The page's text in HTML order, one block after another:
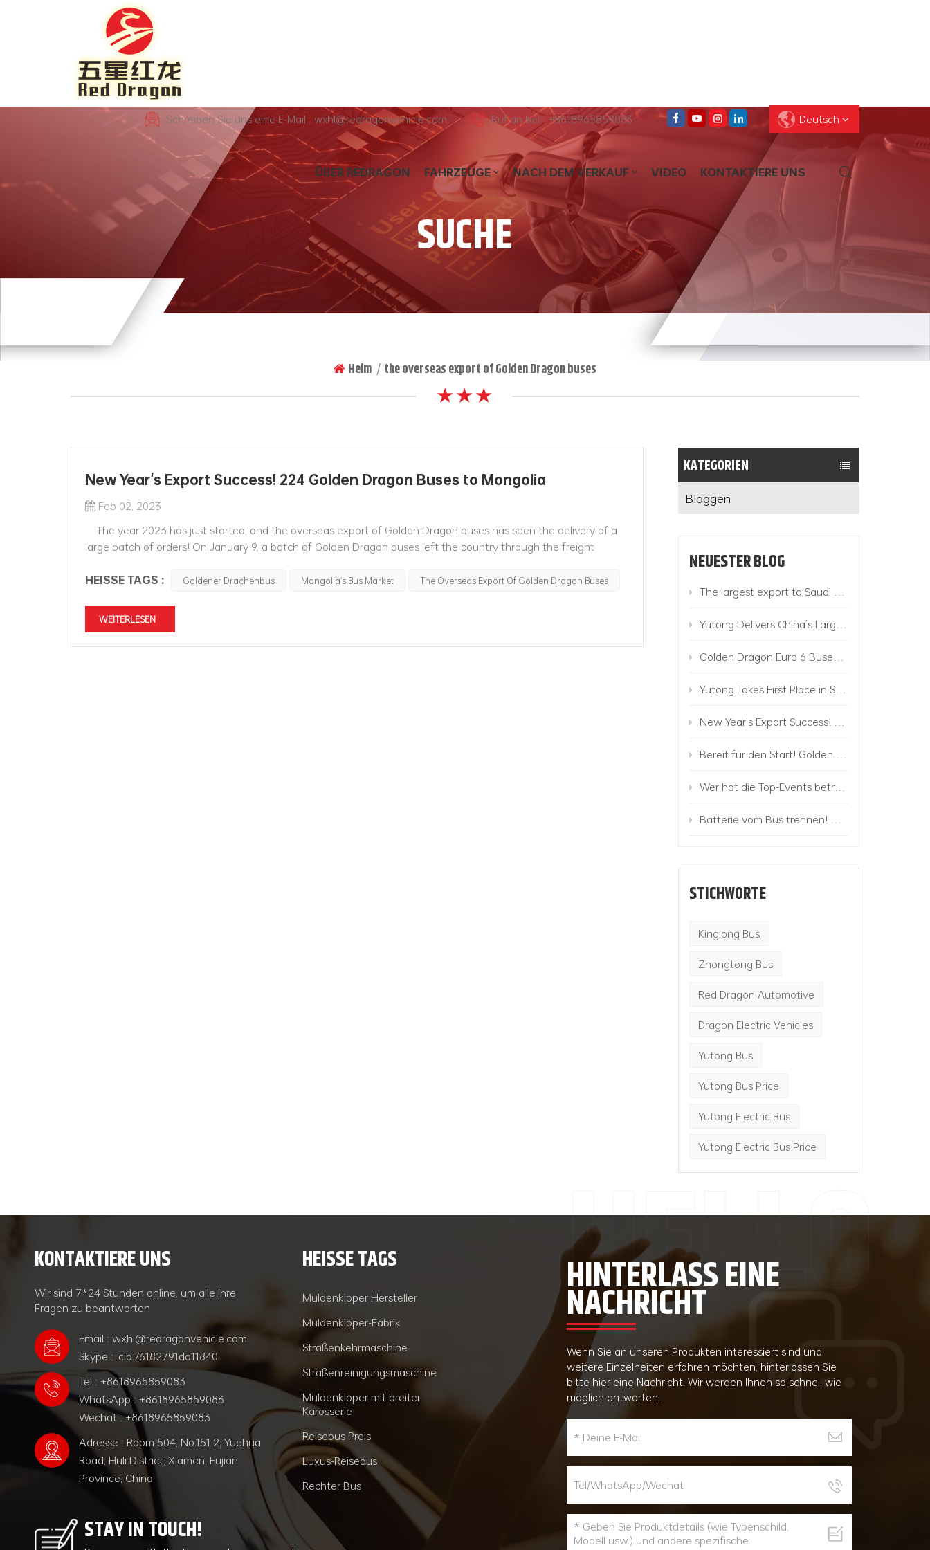
Schreiben Sie uns eine E-Mail : wxhl@redragonvehicle.com Ruf an bei : +8618965859083 Deutsch
English
Français
Deutsch
Pусский
Español
العربية
ÜBER REDRAGON FAHRZEUGE NACH DEM VERKAUF VIDEO KONTAKTIERE UNS
SUCHE
Heim | the overseas export of Golden Dragon buses
★ ★ ★
KATEGORIEN
Bloggen
NEUESTER BLOG
The largest export to Saudi Arabia this year! 780 Suzhou King Long buses add color to the "Belt and Road"
Yutong Delivers China’s Largest Commercial Vehicle Order Along Belt and Road to Uzbekistan
Golden Dragon Euro 6 Buses Operate in Israel
Yutong Takes First Place in Sales of Electric Buses in Europe!
New Year's Export Success! 224 Golden Dragon Buses to Mongolia
Bereit für den Start! Golden Dragon Electric Truck Matrix wird auf den Markt gebracht
Wer hat die Top-Events betreut und ist in die Premium-Marke eingestiegen?
Batterie vom Bus trennen! Das Golden Dragon Change-Battery Vehicle kommt mit Mighty
STICHWORTE
Kinglong Bus
Zhongtong Bus
Red Dragon Automotive
Dragon Electric Vehicles
Yutong Bus
Yutong Bus Price
Yutong Electric Bus
Yutong Electric Bus Price
New Year's Export Success! 224 Golden Dragon Buses to Mongolia
Feb 02, 2023
The year 2023 has just started, and the overseas export of Golden Dragon buses has seen the delivery of a
large batch of orders! On January 9, a batch of Golden Dragon buses left the country through the freight
HEISSE TAGS :
Goldener Drachenbus Mongolia's Bus Market The Overseas Export Of Golden Dragon Buses
WEITERLESEN
KONTAKTIERE UNS
Wir sind 7*24 Stunden online, um alle Ihre
Fragen zu beantworten
Email : wxhl@redragonvehicle.com
Skype : .cid.76182791da11840
Tel : +8618965859083
WhatsApp : +8618965859083
Wechat : +8618965859083
Adresse : Room 504, No.151-2, Yuehua
Road, Huli District, Xiamen, Fujian
Province, China
HEISSE TAGS
Muldenkipper Hersteller
Muldenkipper-Fabrik
Straßenkehrmaschine
Straßenreinigungsmaschine
Muldenkipper mit breiter
Karosserie
Reisebus Preis
Luxus-Reisebus
Rechter Bus
STAY IN TOUCH!
HINTERLASS EINE
NACHRICHT
Wenn Sie an unseren Produkten interessiert sind und
weitere Einzelheiten erfahren möchten, hinterlassen Sie
bitte hier eine Nachricht. Wir werden Ihnen so schnell wie
möglich antworten.